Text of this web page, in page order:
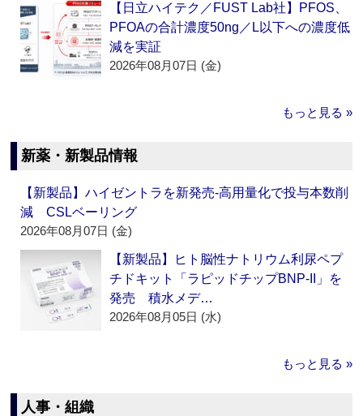
【日立ハイテク／FUST Lab社】PFOS、
PFOAの合計濃度50ng／L以下への濃度低
減を実証
2026年08月07日 (金)
もっと見る »
新薬・新製品情報
【新製品】ハイゼントラを新発売‐高用量化で投与本数削
減 CSLベーリング
2026年08月07日 (金)
【新製品】ヒト脳性ナトリウム利尿ペプ
チドキット「ラピッドチップBNP-II」を
発売 積水メデ…
2026年08月05日 (水)
もっと見る »
人事・組織